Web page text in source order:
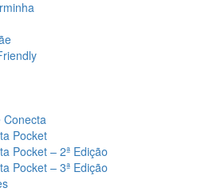
Conecta
Pocket
Pocket – 2ª Edição
Pocket – 3ª Edição